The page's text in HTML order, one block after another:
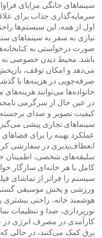
سینماهای خانگی مزایای
سرمایه‌گذاری جذاب برای
اول از همه، این سیستم‌ها
نیازی به سفر به سینماهای
صورت درخواستی به
باشد. محیط دیدن خصوصی به
می‌دهد و امکان توقف،
صرفه‌جویی در هزینه‌ها با
خانواده‌ها می‌توانند
در عین حال از سرگرمی
کیفیت تصویر و صدای
سینماهای تجاری پیشی
عملکرد بهینه را برای
انعطاف‌پذیری در سفارشی
سلیقه‌های شخصی، اطمینان
کامل با هر خانه‌ای سازگار
سیستم را فراتر از تماشای
ورزشی و پخش موسیقی
هوشمند خانه، راحتی بیشتری
نورپردازی، صدا و تنظیمات
کارآمدی در مصرف انرژی
برق کمک می‌کنند، در حالی